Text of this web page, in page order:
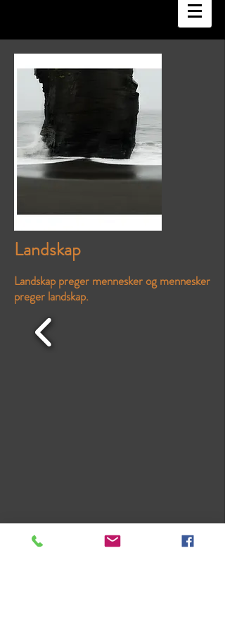
Landskap
Landskap preger mennesker og mennesker
preger landskap.